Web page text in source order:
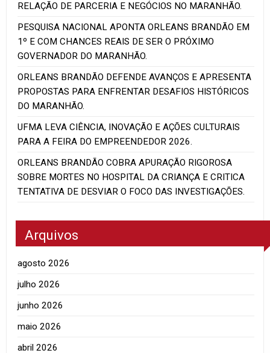
RELAÇÃO DE PARCERIA E NEGÓCIOS NO MARANHÃO.
PESQUISA NACIONAL APONTA ORLEANS BRANDÃO EM
1º E COM CHANCES REAIS DE SER O PRÓXIMO
GOVERNADOR DO MARANHÃO.
ORLEANS BRANDÃO DEFENDE AVANÇOS E APRESENTA
PROPOSTAS PARA ENFRENTAR DESAFIOS HISTÓRICOS
DO MARANHÃO.
UFMA LEVA CIÊNCIA, INOVAÇÃO E AÇÕES CULTURAIS
PARA A FEIRA DO EMPREENDEDOR 2026.
ORLEANS BRANDÃO COBRA APURAÇÃO RIGOROSA
SOBRE MORTES NO HOSPITAL DA CRIANÇA E CRITICA
TENTATIVA DE DESVIAR O FOCO DAS INVESTIGAÇÕES.
Arquivos
agosto 2026
julho 2026
junho 2026
maio 2026
abril 2026